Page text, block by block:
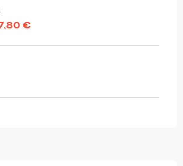
€